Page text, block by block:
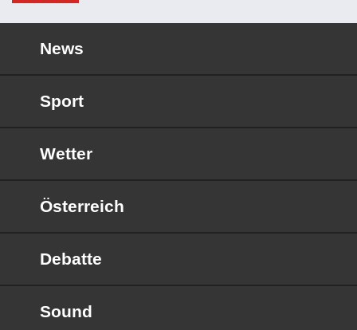
News
Sport
Wetter
Österreich
Debatte
Sound